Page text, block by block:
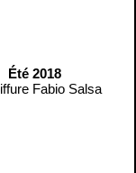
Été 2018